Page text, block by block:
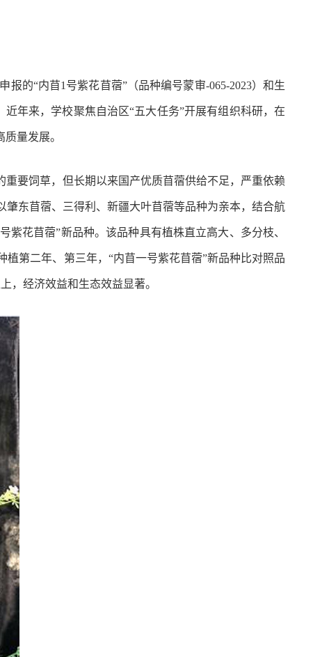
报的“内苜1号紫花苜蓿”（品种编号蒙审-065-2023） 和生
年来，学校聚焦自治区“五大任务”开展有组织科研，在
量发展。
重要饲草，但长期以来国产优质苜蓿供给不足，严重依赖
东苜蓿、三得利、新疆大叶苜蓿等品种为亲本，结合航
号紫花苜蓿”新品种。该品种具有植株直立高大、多分枝、
第二年、第三年，“内苜一号紫花苜蓿”新品种比对照品
，经济效益和生态效益显著。